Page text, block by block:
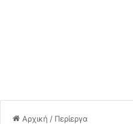
Αρχική / Περίεργα